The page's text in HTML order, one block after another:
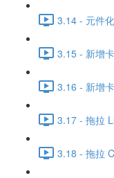
3.14 - 元件
3.15 - 新增
3.16 - 新增
3.17 - 拖拉
3.18 - 拖拉